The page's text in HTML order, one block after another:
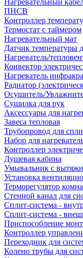
Нагревательный
ПНСВ
Контроллер
Термостат с таймером
Нагревательный мат
Датчик температуры
Нагреватель/
Конвектор
Нагреватель
Радиатор
Осушитель/
Сушилка для рук
Аксессуары для
Завеса тепловая
Трубопровод для
Набор для
Контроллер
Душевая кабина
Умывальник с
Установка
Терморегулятор
Стенной канал для
Сплит-система -
Сплит-система -
Приспособление
Контроллер
Переходник для
Колено трубы для